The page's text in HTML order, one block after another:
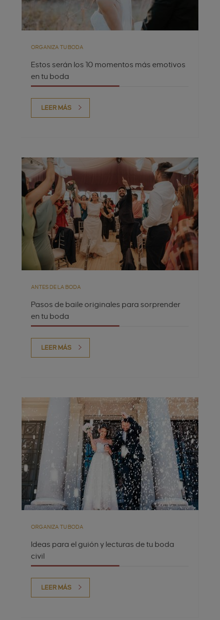
ORGANIZA TU BODA
Estos serán los 10 momentos más emotivos
en tu boda
LEER MÁS
ANTES DE LA BODA
Pasos de baile originales para sorprender
en tu boda
LEER MÁS
ORGANIZA TU BODA
Ideas para el guión y lecturas de tu boda
civil
LEER MÁS